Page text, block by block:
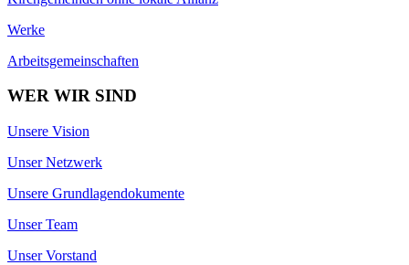
Werke
Arbeitsgemeinschaften
WER WIR SIND
Unsere Vision
Unser Netzwerk
Unsere Grundlagendokumente
Unser Team
Unser Vorstand